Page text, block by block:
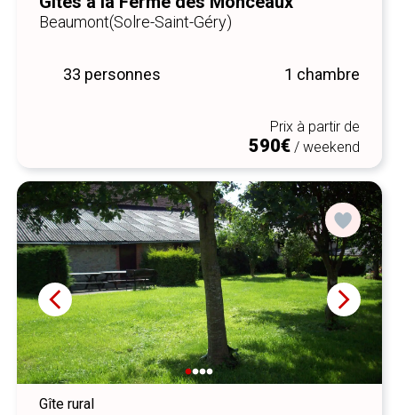
Beaumont(Solre-Saint-Géry)
33 personnes 1 chambre
Prix à partir de
590€/ weekend
Gîte rural